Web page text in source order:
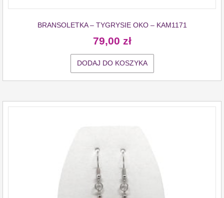
BRANSOLETKA – TYGRYSIE OKO – KAM1171
79,00 zł
DODAJ DO KOSZYKA